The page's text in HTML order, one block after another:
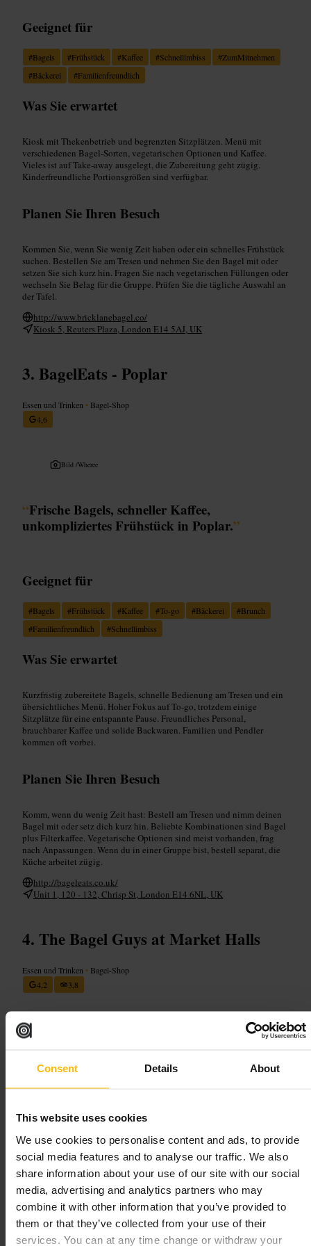
Consent Details About
This website uses cookies
We use cookies to personalise content and ads, to provide
social media features and to analyse our traffic. We also
share information about your use of our site with our social
media, advertising and analytics partners who may
combine it with other information that you’ve provided to
them or that they’ve collected from your use of their
services. You can at any time change or withdraw your
Geeignet für
#Bagels #Frühstück #Kaffee #Schnellimbiss #ZumMitnehmen
#Bäckerei #Familienfreundlich
Was Sie erwartet
Kiosk mit Thekenbetrieb und begrenzten Sitzplätzen. Menü mit
verschiedenen Bagel‑Sorten, vegetarischen Optionen und Kaffee.
Vieles ist auf Take‑away ausgelegt, die Zubereitung geht zügig.
Kinderfreundliche Portionsgrößen sind verfügbar.
Planen Sie Ihren Besuch
Kommen Sie, wenn Sie wenig Zeit haben oder ein schnelles Frühstück
suchen. Bestellen Sie am Tresen und nehmen Sie den Bagel mit oder
setzen Sie sich kurz hin. Fragen Sie nach vegetarischen Füllungen oder
wechseln Sie Belag für die Gruppe. Prüfen Sie die tägliche Auswahl an
der Tafel.
http://www.bricklanebagel.co/
Kiosk 5, Reuters Plaza, London E14 5AJ, UK
BagelEats - Poplar
Essen und Trinken • Bagel-Shop
4,6
Bild /Wheree
“Frische Bagels, schneller Kaffee,
unkompliziertes Frühstück in Poplar.”
Geeignet für
#Bagels #Frühstück #Kaffee #To‑go #Bäckerei #Brunch
#Familienfreundlich #Schnellimbiss
Was Sie erwartet
Kurzfristig zubereitete Bagels, schnelle Bedienung am Tresen und ein
übersichtliches Menü. Hoher Fokus auf To‑go, trotzdem einige
Sitzplätze für eine entspannte Pause. Freundliches Personal,
brauchbarer Kaffee und solide Backwaren. Familien und Pendler
kommen oft vorbei.
Planen Sie Ihren Besuch
Komm, wenn du wenig Zeit hast: Bestell am Tresen und nimm deinen
Bagel mit oder setz dich kurz hin. Beliebte Kombinationen sind Bagel
plus Filterkaffee. Vegetarische Optionen sind meist vorhanden, frag
nach Anpassungen. Wenn du in einer Gruppe bist, bestell separat, die
Küche arbeitet zügig.
http://bageleats.co.uk/
Unit 1, 120 - 132, Chrisp St, London E14 6NL, UK
The Bagel Guys at Market Halls
Essen und Trinken • Bagel-Shop
4,2
3,8
Frische Bagels, schnell serviert.
#Bagel #Frühstück #Brunch #Schnellimbiss #Bäckerei
#Mitnehmen #Vegetarisch
Was Sie erwartet